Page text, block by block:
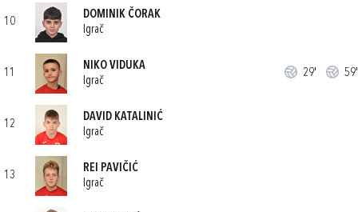
10
DOMINIK ČORAK
Igrač
11
NIKO VIDUKA
Igrač
29' 59'
12
DAVID KATALINIĆ
Igrač
13
REI PAVIČIĆ
Igrač